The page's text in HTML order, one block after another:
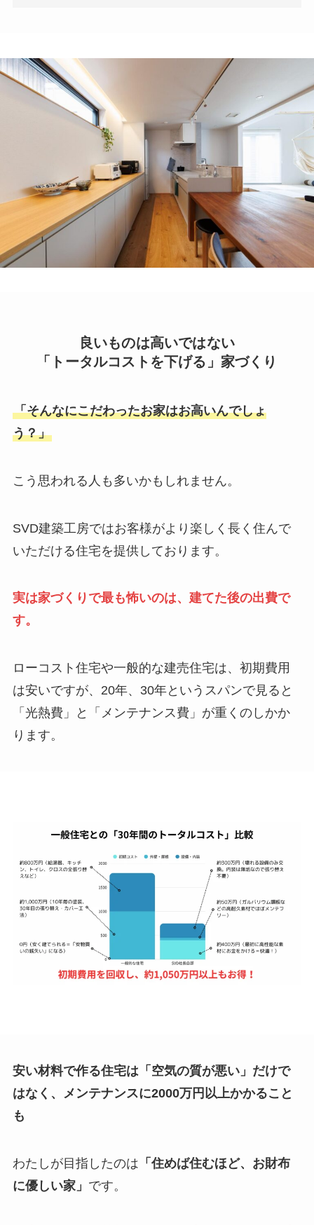
良いものは高いではない
「トータルコストを下げる」家づくり
「そんなにこだわったお家はお高いんでしょ
う？」
こう思われる人も多いかもしれません。
SVD建築工房ではお客様がより楽しく長く住んで
いただける住宅を提供しております。
実は家づくりで最も怖いのは、建てた後の出費で
す。
ローコスト住宅や一般的な建売住宅は、初期費用
は安いですが、20年、30年というスパンで見ると
「光熱費」と「メンテナンス費」が重くのしかか
ります。
安い材料で作る住宅は「空気の質が悪い」だけで
はなく、メンテナンスに2000万円以上かかること
も
わたしが目指したのは 「住めば住むほど、お財布
に優しい家」 です。